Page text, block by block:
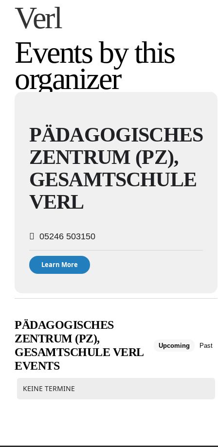
Verl
Events by this
organizer
PÄDAGOGISCHES
ZENTRUM (PZ),
GESAMTSCHULE
VERL
05246 503150
Learn More
PÄDAGOGISCHES
ZENTRUM (PZ),
GESAMTSCHULE VERL
EVENTS
Upcoming Past
KEINE TERMINE